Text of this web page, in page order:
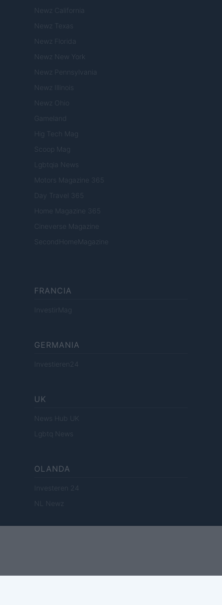
Newz California
Newz Texas
Newz Florida
Newz New York
Newz Pennsylvania
Newz Illinois
Newz Ohio
Gameland
Hig Tech Mag
Scoop Mag
Lgbtqia News
Motors Magazine 365
Day Travel 365
Home Magazine 365
Cineverse Magazine
SecondHomeMagazine
FRANCIA
InvestirMag
GERMANIA
Investieren24
UK
News Hub UK
Lgbtq News
OLANDA
Investeren 24
NL Newz